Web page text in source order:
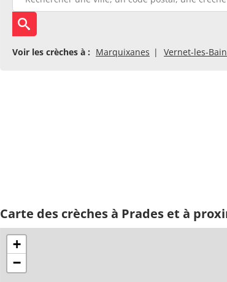
Voir les crèches à : Marquixanes Vernet-les-
Carte des crèches à Prades et à
+
−